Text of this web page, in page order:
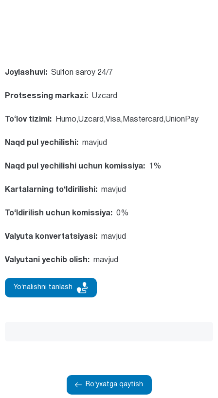
Joylashuvi: Sulton saroy 24/7
Protsessing markazi: Uzcard
To‘lov tizimi: Humo,Uzcard,Visa,Mastercard,UnionPay
Naqd pul yechilishi: mavjud
Naqd pul yechilishi uchun komissiya: 1%
Kartalarning to‘ldirilishi: mavjud
To‘ldirilish uchun komissiya: 0%
Valyuta konvertatsiyasi: mavjud
Valyutani yechib olish: mavjud
Yoʻnalishni tanlash
Roʻyxatga qaytish